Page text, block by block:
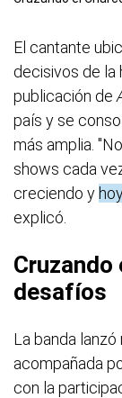
El cantante
decisivos de la
publicación de
país y se
más amplia.
shows cada
creciendo y
explicó.
Cruzando
desafíos
La banda
acompañada
con la